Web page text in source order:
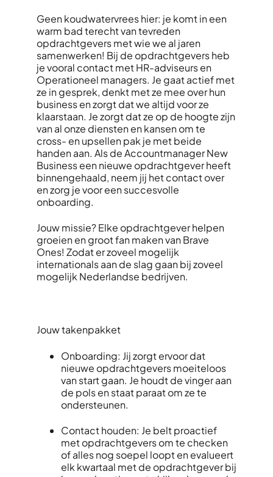
Geen koudwatervrees hier: je komt in een
warm bad terecht van tevreden
opdrachtgevers met wie we al jaren
samenwerken! Bij de opdrachtgevers heb
je vooral contact met HR-adviseurs en
Operationeel managers. Je gaat actief met
ze in gesprek, denkt met ze mee over hun
business en zorgt dat we altijd voor ze
klaarstaan. Je zorgt dat ze op de hoogte zijn
van al onze diensten en kansen om te
cross- en upsellen pak je met beide
handen aan. Als de Accountmanager New
Business een nieuwe opdrachtgever heeft
binnengehaald, neem jij het contact over
en zorg je voor een succesvolle
onboarding.
Jouw missie? Elke opdrachtgever helpen
groeien en groot fan maken van Brave
Ones! Zodat er zoveel mogelijk
internationals aan de slag gaan bij zoveel
mogelijk Nederlandse bedrijven.
Jouw takenpakket
Onboarding: Jij zorgt ervoor dat
nieuwe opdrachtgevers moeiteloos
van start gaan. Je houdt de vinger aan
de pols en staat paraat om ze te
ondersteunen.
Contact houden: Je belt proactief
met opdrachtgevers om te checken
of alles nog soepel loopt en evalueert
elk kwartaal met de opdrachtgever bij